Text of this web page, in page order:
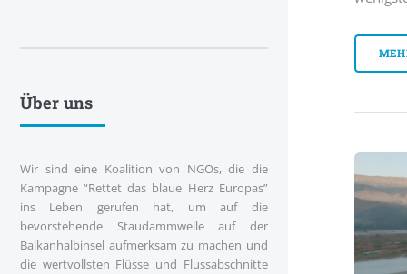
Über uns
Wir sind eine Koalition von NGOs, die die
Kampagne “Rettet das blaue Herz Europas”
ins Leben gerufen hat, um auf die
bevorstehende Staudammwelle auf der
Balkanhalbinsel aufmerksam zu machen und
die wertvollsten Flüsse und Flussabschnitte